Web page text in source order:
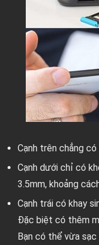
Cạnh trên chẳng
Cạnh dưới chỉ có
3.5mm, khoảng
Cạnh trái có khay
Đặc biệt có thêm
Bạn có thể vừa